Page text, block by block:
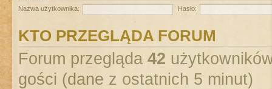
Nazwa użytkownika:
Hasło:
KTO PRZEGLĄDA FORUM
Forum przegląda 42
gości (dane z ostatnich 5 minut)